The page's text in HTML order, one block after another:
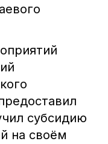
субсидию
на своём